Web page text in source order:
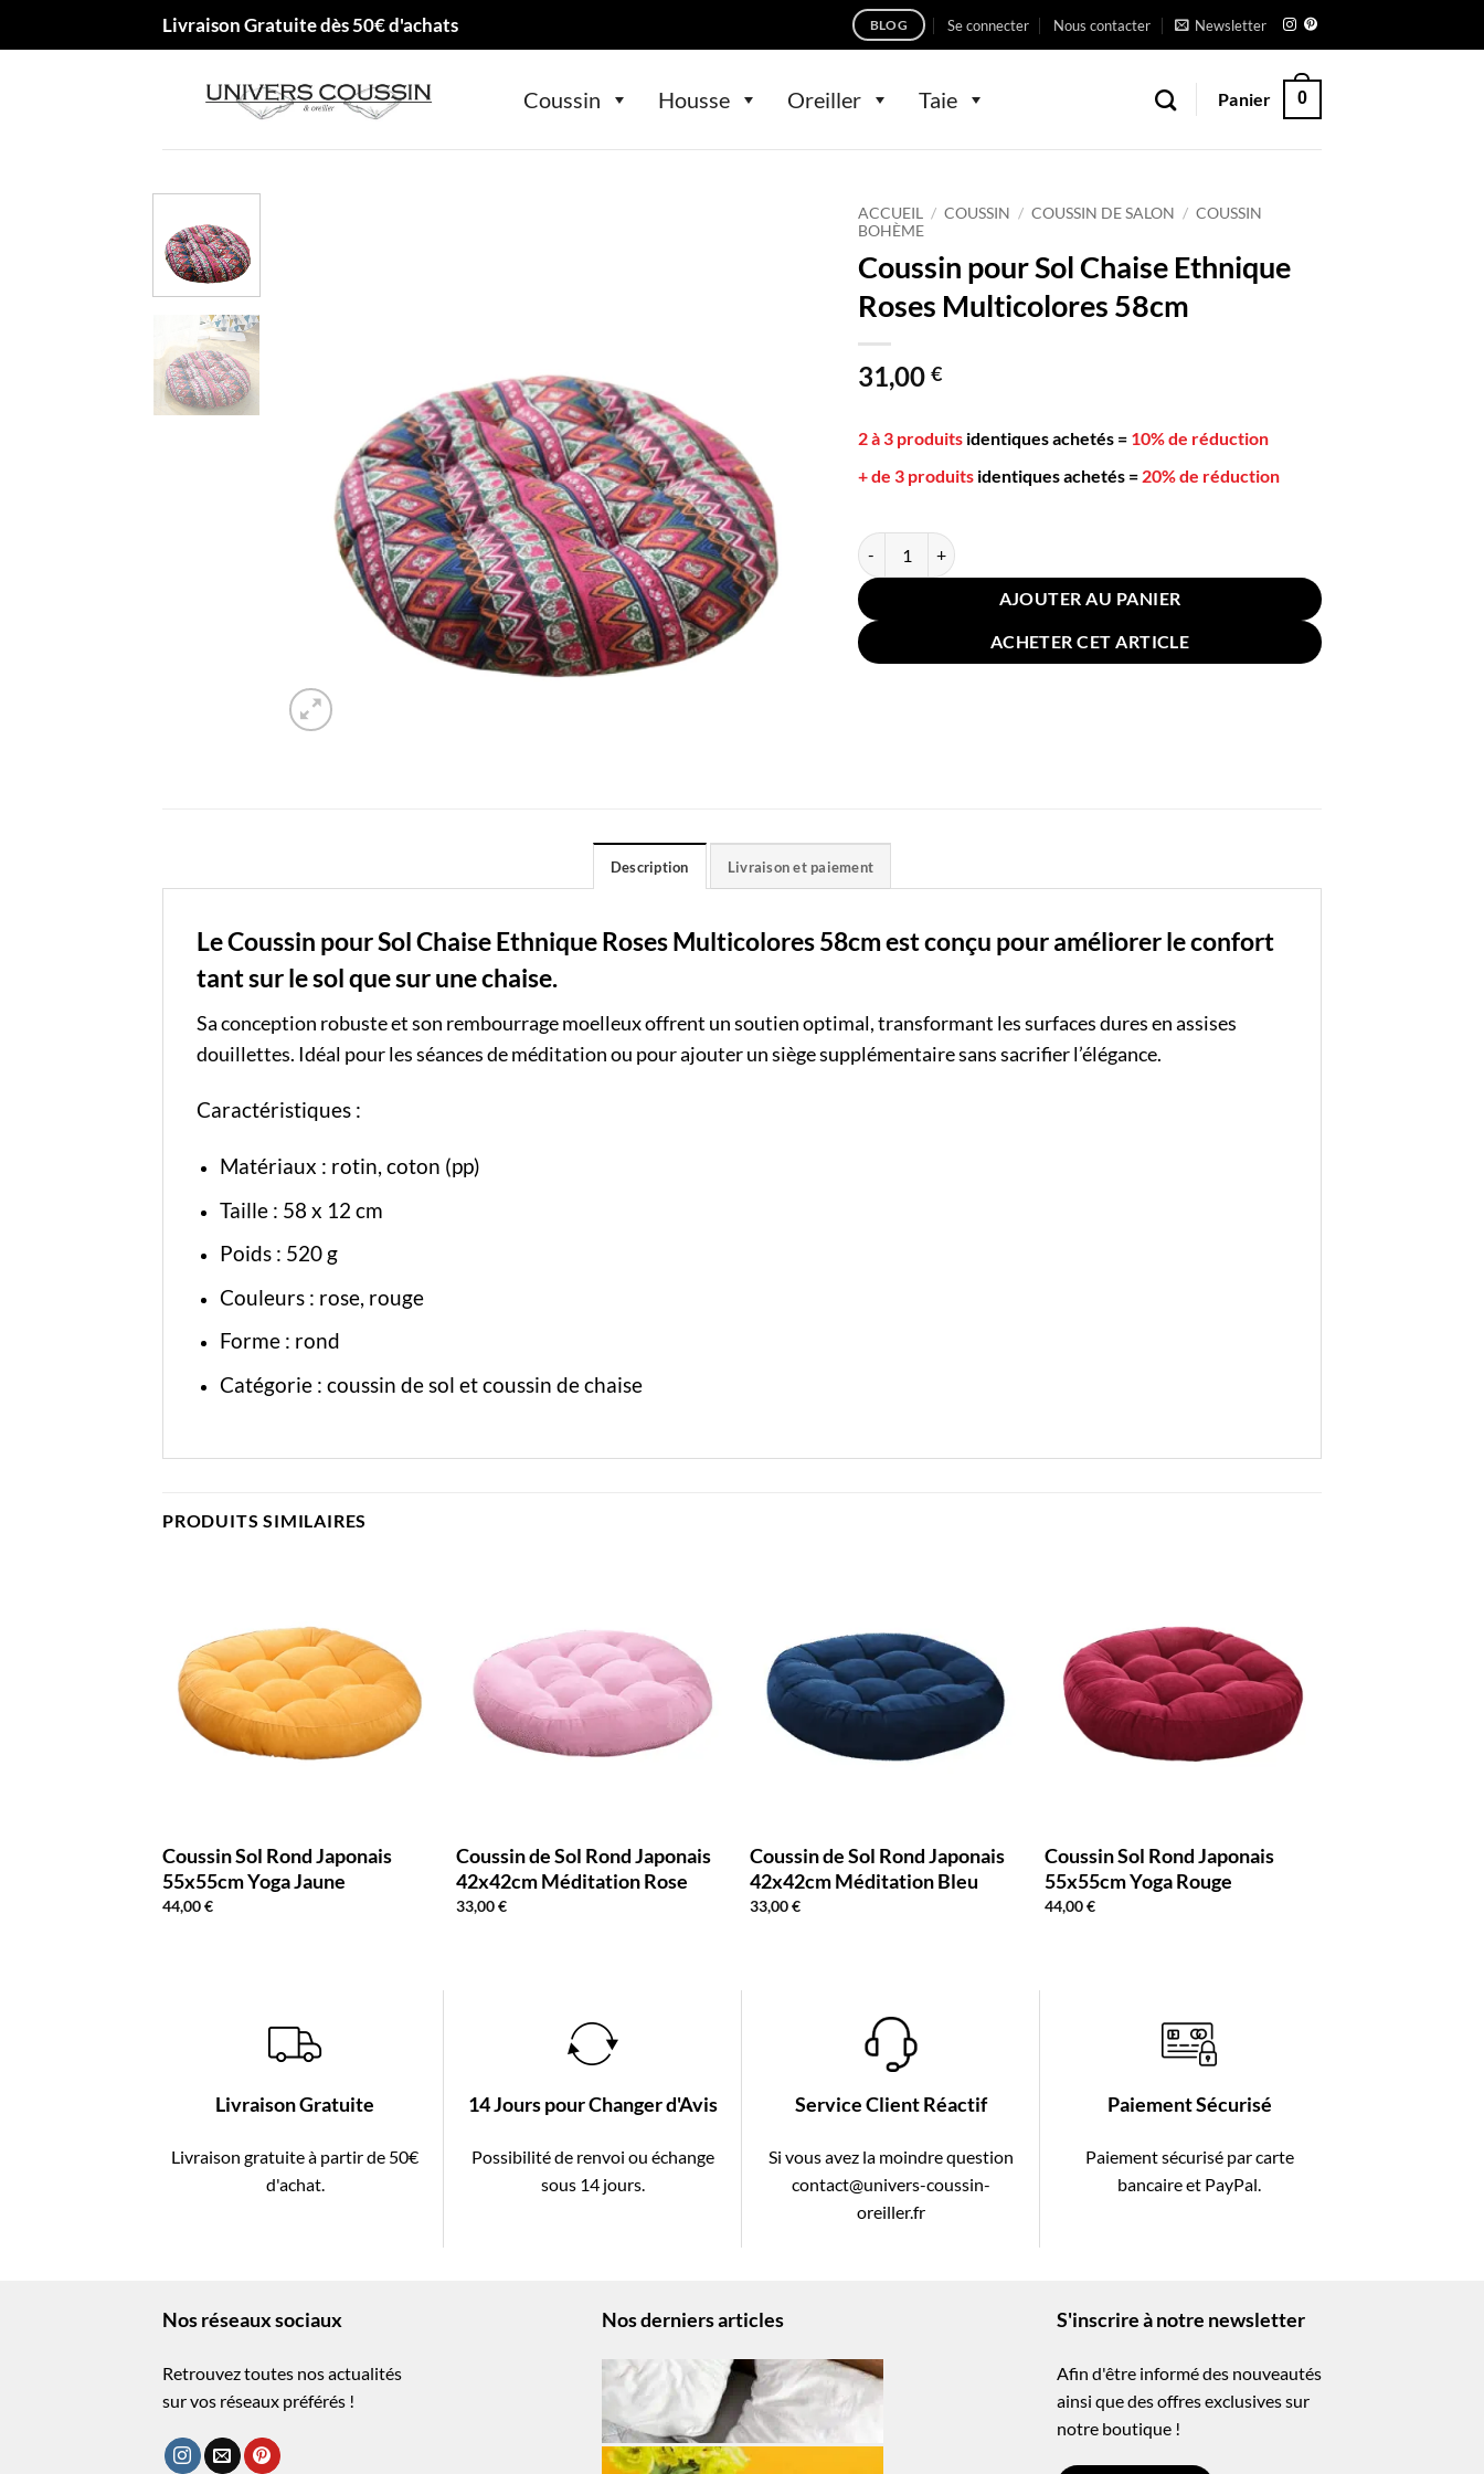
Livraison Gratuite dès 50€ d'achats BLOG Se connecter Nous contacter Newsletter
Coussin Housse Oreiller Taie Panier 0
ACCUEIL / COUSSIN / COUSSIN DE SALON / COUSSIN
BOHÈME
Coussin pour Sol Chaise Ethnique
Roses Multicolores 58cm
31,00 €
2 à 3 produits identiques achetés = 10% de réduction
+ de 3 produits identiques achetés = 20% de réduction
quantité de Coussin pour Sol Chaise Ethnique Roses Multicolores 58cm
AJOUTER AU PANIER
ACHETER CET ARTICLE
Description Livraison et paiement
Le Coussin pour Sol Chaise Ethnique Roses Multicolores 58cm est conçu pour améliorer le confort
tant sur le sol que sur une chaise.
Sa conception robuste et son rembourrage moelleux offrent un soutien optimal, transformant les surfaces dures en assises
douillettes. Idéal pour les séances de méditation ou pour ajouter un siège supplémentaire sans sacrifier l’élégance.
Caractéristiques :
Matériaux : rotin, coton (pp)
Taille : 58 x 12 cm
Poids : 520 g
Couleurs : rose, rouge
Forme : rond
Catégorie : coussin de sol etcoussin de chaise
PRODUITS SIMILAIRES
Coussin Sol Rond Japonais
55x55cm Yoga Jaune
44,00€
Coussin de Sol Rond Japonais
42x42cm Méditation Rose
33,00€
Coussin de Sol Rond Japonais
42x42cm Méditation Bleu
33,00€
Coussin Sol Rond Japonais
55x55cm Yoga Rouge
44,00€
Livraison Gratuite
Livraison gratuite à partir de 50€
d'achat.
14 Jours pour Changer d'Avis
Possibilité de renvoi ou échange
sous 14 jours.
Service Client Réactif
Si vous avez la moindre question
contact@univers-coussin-
oreiller.fr
Paiement Sécurisé
Paiement sécurisé par carte
bancaire et PayPal.
Nos réseaux sociaux
Retrouvez toutes nos actualités
sur vos réseaux préférés !
Nos derniers articles S'inscrire à notre newsletter
Afin d'être informé des nouveautés
ainsi que des offres exclusives sur
notre boutique !